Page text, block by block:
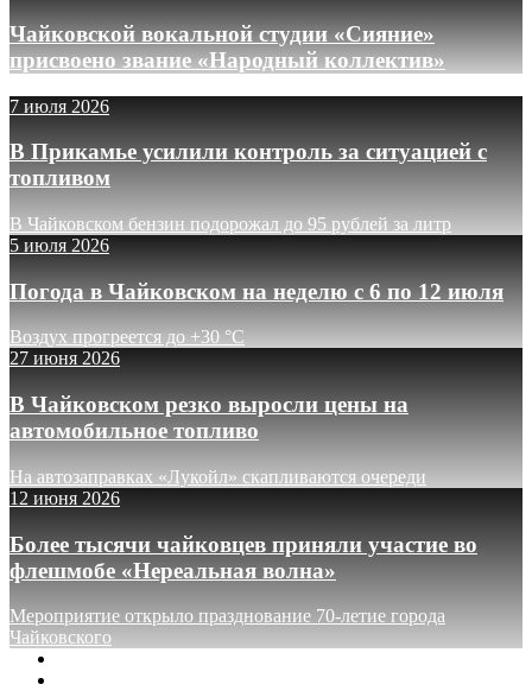
Чайковской вокальной студии «Сияние»
присвоено звание «Народный коллектив»
7 июля 2026
В Прикамье усилили контроль за ситуацией с
топливом
В Чайковском бензин подорожал до 95 рублей за литр
5 июля 2026
Погода в Чайковском на неделю с 6 по 12 июля
Воздух прогреется до +30 °C
27 июня 2026
В Чайковском резко выросли цены на
автомобильное топливо
На автозаправках «Лукойл» скапливаются очереди
12 июня 2026
Более тысячи чайковцев приняли участие во
флешмобе «Нереальная волна»
Мероприятие открыло празднование 70-летие города
Чайковского